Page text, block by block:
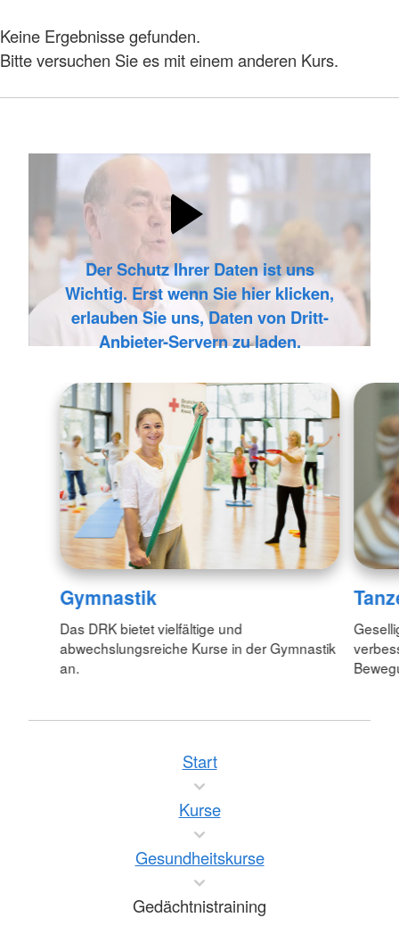
Keine Ergebnisse gefunden.
Bitte versuchen Sie es mit einem anderen Kurs.
Der Schutz Ihrer Daten ist uns
Wichtig. Erst wenn Sie hier klicken,
erlauben Sie uns, Daten von Dritt-
Anbieter-Servern zu laden.
Gymnastik
Das DRK bietet vielfältige und
abwechslungsreiche Kurse in der Gymnastik
an.
Start
Kurse
Gesundheitskurse
Gedächtnistraining